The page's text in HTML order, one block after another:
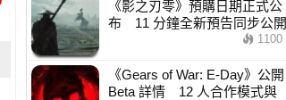
《影之刃零》預購日期正式公
布 11 分鐘全新預告同步公開
1100
《Gears of War: E-Day》公開
Beta 詳情 12 人合作模式與